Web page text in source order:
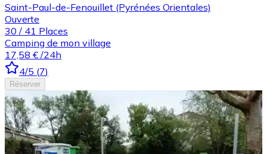
Saint-Paul-de-Fenouillet (Pyrénées Orientales)
Ouverte
30 / 41 Places
Camping de mon village
17,58 € /24h
4/5 (7)
Réserver